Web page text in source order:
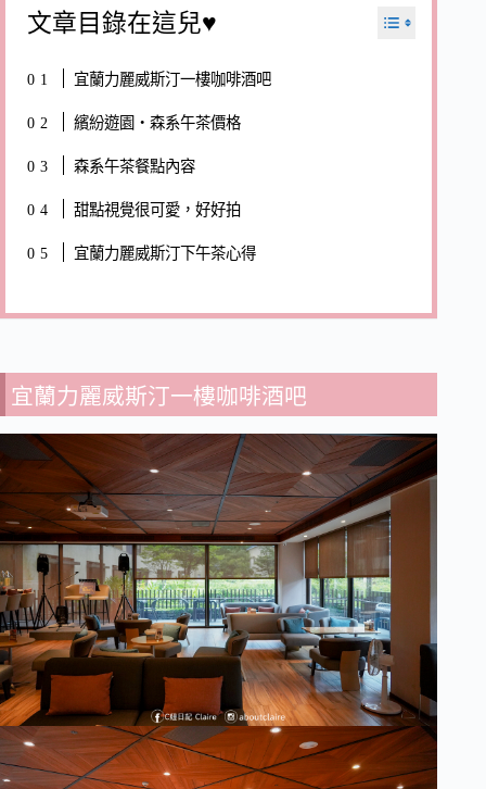
文章目錄在這兒♥
宜蘭力麗威斯汀一樓咖啡酒吧
繽紛遊園・森系午茶價格
森系午茶餐點內容
甜點視覺很可愛，好好拍
宜蘭力麗威斯汀下午茶心得
宜蘭力麗威斯汀一樓咖啡酒吧